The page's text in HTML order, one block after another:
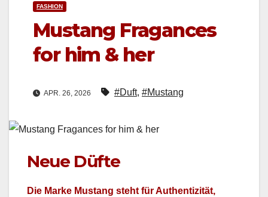
FASHION
Mustang Fragances
for him & her
APR. 26, 2026 #Duft, #Mustang
Neue Düfte
Die Marke Mus­tang ste­ht für Authen­tiz­ität,